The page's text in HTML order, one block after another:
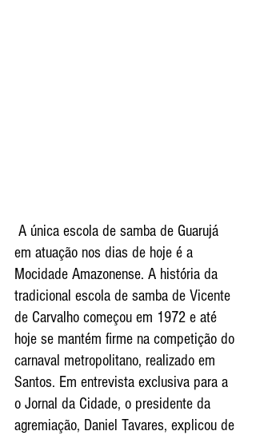
em atuação nos dias de hoje é a
Mocidade Amazonense. A história da
tradicional escola de samba de Vicente
de Carvalho começou em 1972 e até
hoje se mantém firme na competição do
carnaval metropolitano, realizado em
Santos. Em entrevista exclusiva para a
o Jornal da Cidade, o presidente da
agremiação, Daniel Tavares, explicou de